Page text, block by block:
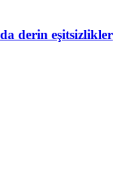
derin eşitsizlikler